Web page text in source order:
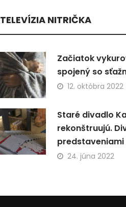
TELEVÍZIA NITRIČKA
Začiatok
spojený so
12. októbra 2022
Staré divadlo
rekonštruujú.
24. júna 2022